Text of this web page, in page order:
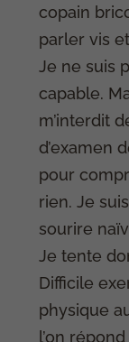
copain
parler vis
Je ne suis
capable.
m’interdit
d’examen
pour
rien. Je
sourire
Je tente
Difficile
physique
l’on